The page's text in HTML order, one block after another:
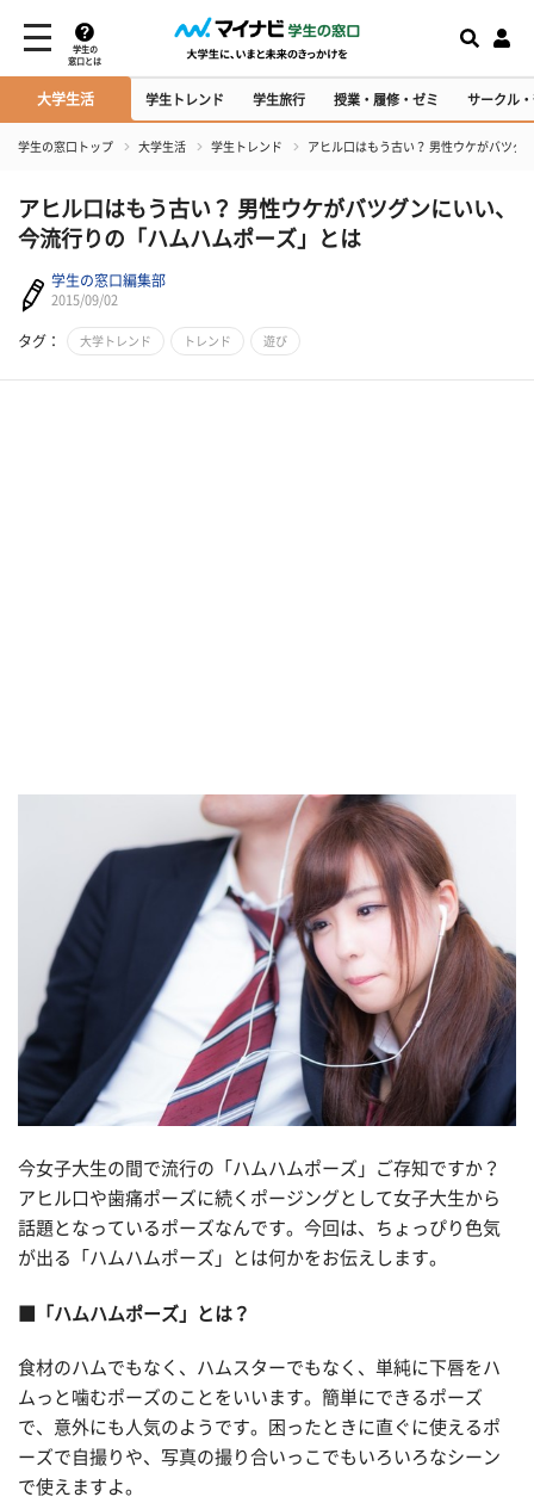
学生の
窓口とは
大学生活 学生トレンド 学生旅行 授業・履修・ゼミ サークル
学生の窓口トップ 大学生活 学生トレンド アヒル口はもう古い？ 男性ウケがバツグ
アヒル口はもう古い？ 男性ウケがバツグンにいい、
今流行りの「ハムハムポーズ」とは
学生の窓口編集部
2015/09/02
タグ： 大学トレンド トレンド 遊び
今女子大生の間で流行の「ハムハムポーズ」ご存知ですか？
アヒル口や歯痛ポーズに続くポージングとして女子大生から
話題となっているポーズなんです。今回は、ちょっぴり色気
が出る「ハムハムポーズ」とは何かをお伝えします。
■「ハムハムポーズ」とは？
食材のハムでもなく、ハムスターでもなく、単純に下唇をハ
ムっと噛むポーズのことをいいます。簡単にできるポーズ
で、意外にも人気のようです。困ったときに直ぐに使えるポ
ーズで自撮りや、写真の撮り合いっこでもいろいろなシーン
で使えますよ。